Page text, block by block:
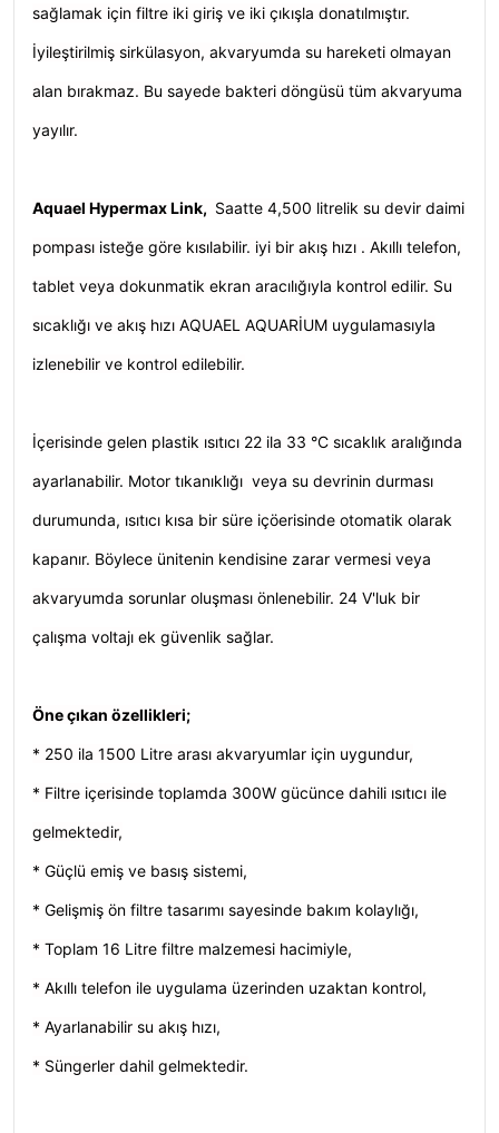
sağlamak için filtre iki giriş ve iki çıkışla donatılmıştır.
İyileştirilmiş sirkülasyon, akvaryumda su hareketi olmayan
alan bırakmaz. Bu sayede bakteri döngüsü tüm akvaryuma
yayılır.
Aquael Hypermax Link, Saatte 4,500 litrelik su devir daimi
pompası isteğe göre kısılabilir. iyi bir akış hızı . Akıllı telefon,
tablet veya dokunmatik ekran aracılığıyla kontrol edilir. Su
sıcaklığı ve akış hızı AQUAEL AQUARİUM uygulamasıyla
izlenebilir ve kontrol edilebilir.
İçerisinde gelen plastik ısıtıcı 22 ila 33 °C sıcaklık aralığında
ayarlanabilir. Motor tıkanıklığı veya su devrinin durması
durumunda, ısıtıcı kısa bir süre içöerisinde otomatik olarak
kapanır. Böylece ünitenin kendisine zarar vermesi veya
akvaryumda sorunlar oluşması önlenebilir. 24 V'luk bir
çalışma voltajı ek güvenlik sağlar.
Öne çıkan özellikleri;
* 250 ila 1500 Litre arası akvaryumlar için uygundur,
* Filtre içerisinde toplamda 300W gücünce dahili ısıtıcı ile
gelmektedir,
* Güçlü emiş ve basış sistemi,
* Gelişmiş ön filtre tasarımı sayesinde bakım kolaylığı,
* Toplam 16 Litre filtre malzemesi hacimiyle,
* Akıllı telefon ile uygulama üzerinden uzaktan kontrol,
* Ayarlanabilir su akış hızı,
* Süngerler dahil gelmektedir.